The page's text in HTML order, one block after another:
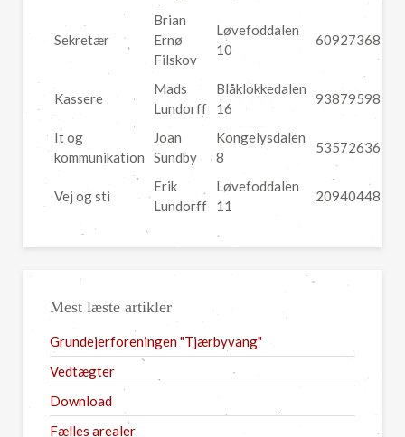
Sekretær
Brian
Ernø
Filskov
Løvefoddalen
10
60927368
Kassere
Mads
Lundorff
Blåklokkedalen
16
93879598
It og
kommunikation
Joan
Sundby
Kongelysdalen
8
53572636
Vej og sti
Erik
Lundorff
Løvefoddalen
11
20940448
Mest læste artikler
Grundejerforeningen "Tjærbyvang"
Vedtægter
Download
Fælles arealer